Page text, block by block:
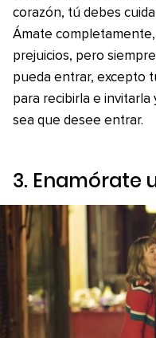
corazón, tú debes
Ámate
prejuicios, pero
pueda entrar, excepto
para recibirla e invitarla
sea que desee entrar.
3. Enamórate